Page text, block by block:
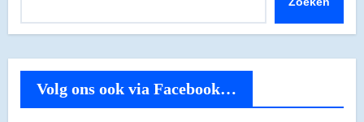
Volg ons ook via Facebook…